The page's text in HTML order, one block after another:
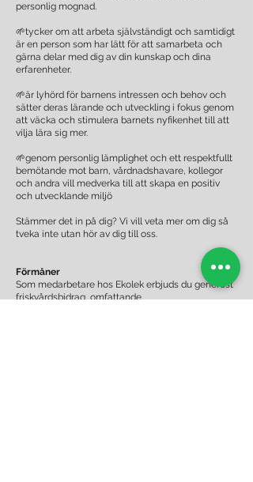
personlig mognad.
🌱tycker om att arbeta självständigt och samtidigt
är en person som har lätt för att samarbeta och
gärna delar med dig av din kunskap och dina
erfarenheter.
🌱är lyhörd för barnens intressen och behov och
sätter deras lärande och utveckling i fokus genom
att väcka och stimulera barnets nyfikenhet till att
vilja lära sig mer.
🌱genom personlig lämplighet och ett respektfullt
bemötande mot barn, vårdnadshavare, kollegor
och andra vill medverka till att skapa en positiv
och utvecklande miljö
Stämmer det in på dig? Vi vill veta mer om dig så
tveka inte utan hör av dig till oss.
Förmåner
Som medarbetare hos Ekolek erbjuds du generöst
friskvårdsbidrag, omfattande